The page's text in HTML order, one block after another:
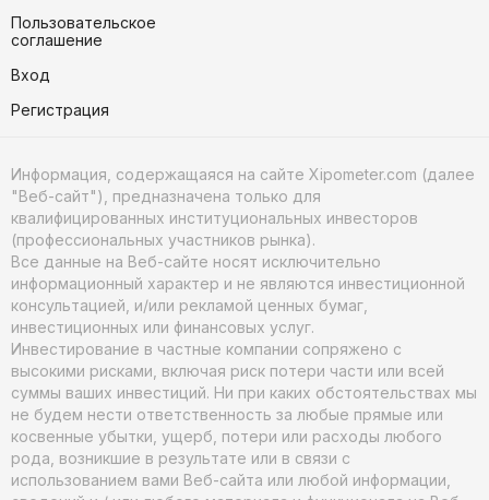
Пользовательское
соглашение
Вход
Регистрация
Информация, содержащаяся на сайте Xipometer.com (далее
"Веб-сайт"), предназначена только для
квалифицированных институциональных инвесторов
(профессиональных участников рынка).
Все данные на Веб-сайте носят исключительно
информационный характер и не являются инвестиционной
консультацией, и/или рекламой ценных бумаг,
инвестиционных или финансовых услуг.
Инвестирование в частные компании сопряжено с
высокими рисками, включая риск потери части или всей
суммы ваших инвестиций. Ни при каких обстоятельствах мы
не будем нести ответственность за любые прямые или
косвенные убытки, ущерб, потери или расходы любого
рода, возникшие в результате или в связи с
использованием вами Веб-сайта или любой информации,